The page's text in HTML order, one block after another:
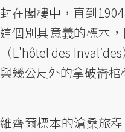
封在閣樓中，直到
這個別具意義的標本
（L'hôtel des
與幾公尺外的拿破崙棺
維齊爾標本的滄桑旅